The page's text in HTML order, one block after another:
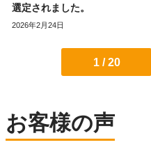
選定されました。
2026年2月24日
1 / 20
お客様の声